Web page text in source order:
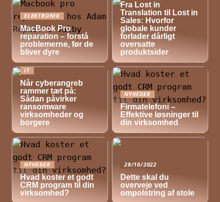
ELEKTRONIK
MacBook Pro
reparation – forstå
problemerne, før de
bliver dyre
Fra Lost in
Translation til Lost in
Sales: Hvorfor
globale kunder
forlader dårligt
oversatte
produktsider
IT
Når cyberangreb
rammer tæt på:
Sådan påvirker
ransomware
virksomheder og
borgere
NYHEDER
Firmatelefoni –
Effektive løsninger til
din virksomhed
NYHEDER
Hvad koster et godt
CRM program til din
virksomhed?
28/10/2022
Dette skal du
overveje ved
ompolstring af stole